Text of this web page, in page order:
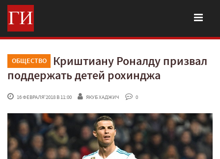
ОБЩЕСТВО
Криштиану Роналду призвал
поддержать детей рохинджа
16 ФЕВРАЛЯ'2018 В 11:00 ЯКУБ ХАДЖИЧ 0